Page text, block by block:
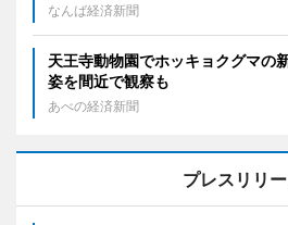
なんば経済新聞
天王寺動物園でホッキョクグマ
姿を間近で観察も
あべの経済新聞
プレスリリ